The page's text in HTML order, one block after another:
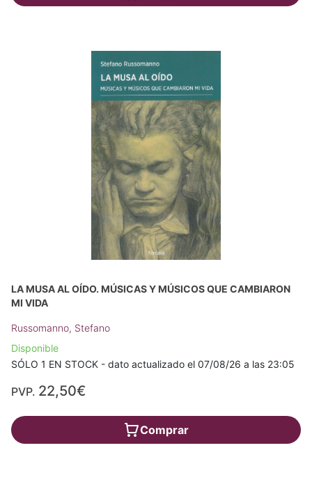
LA MUSA AL OÍDO. MÚSICAS Y MÚSICOS QUE CAMBIARON
MI VIDA
Russomanno, Stefano
Disponible
SÓLO 1 EN STOCK - dato actualizado el 07/08/26 a las 23:05
PVP. 22,50€
Comprar